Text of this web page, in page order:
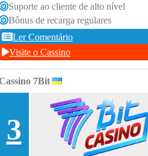
Suporte ao cliente de alto nível
Bônus de recarga regulares
Ler Comentário
Visite o Cassino
7Bit
3